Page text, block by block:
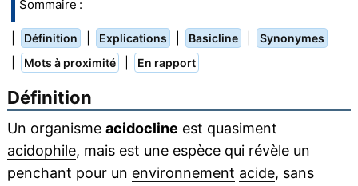
Sommaire :
Définition Explications Basicline Synonymes
Mots à proximité En rapport
Définition
Un organisme acidocline est quasiment
acidophile, mais est une espèce qui révèle un
penchant pour un environnement acide, sans